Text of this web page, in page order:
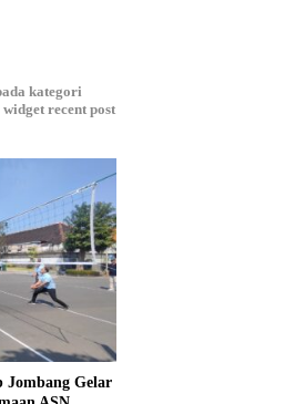
kategori
recent post
Jombang Gelar